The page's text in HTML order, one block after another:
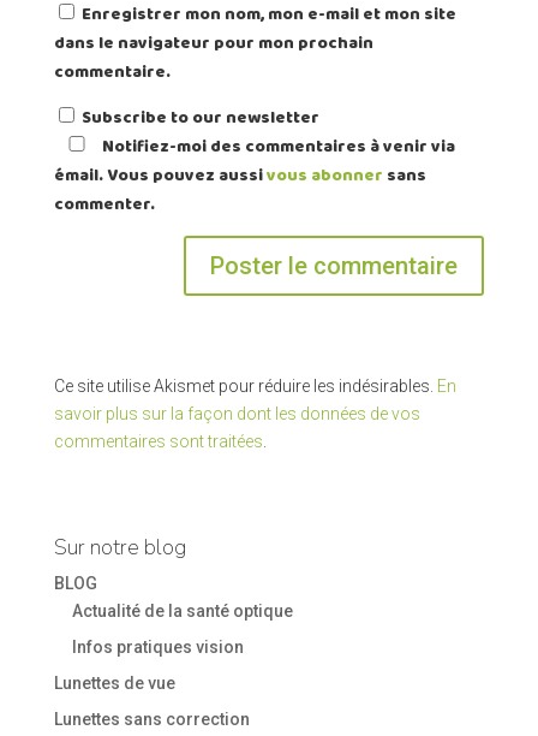
Enregistrer mon nom, mon e-mail et mon site
dans le navigateur pour mon prochain
commentaire.
Subscribe to our newsletter
Notifiez-moi des commentaires à venir via
émail. Vous pouvez aussivous abonner sans
commenter.
Ce site utilise Akismet pour réduire les indésirables. En
savoir plus sur la façon dont les données de vos
commentaires sont traitées
Sur notre blog
BLOG
Actualité de la santé optique
Infos pratiques vision
Lunettes de vue
Lunettes sans correction